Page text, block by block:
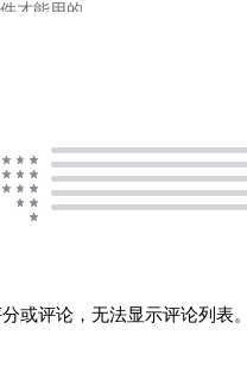
才能用的
让它们一起帮你干
度条就行了。
shop/detail/cloud.laz
496/768e53c3-
或评论，无法显示评论列表